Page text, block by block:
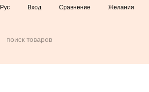
Рус Вход Сравнение Желания